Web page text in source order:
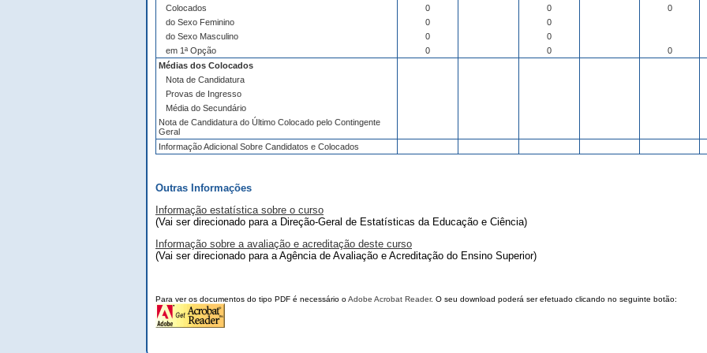
Colocados
0 0 0
do Sexo Feminino
0 0
do Sexo Masculino
0 0
em 1ª Opção
0 0 0
Médias dos Colocados
Nota de Candidatura
Provas de Ingresso
Média do Secundário
Nota de Candidatura do Último Colocado pelo Contingente
Geral
Informação Adicional Sobre Candidatos e Colocados
Outras Informações
Informação estatística sobre o curso
(Vai ser direcionado para a Direção-Geral de Estatísticas da Educação e Ciência)
Informação sobre a avaliação e acreditação deste curso
(Vai ser direcionado para a Agência de Avaliação e Acreditação do Ensino Superior)
Para ver os documentos do tipo PDF é necessário oAdobe Acrobat Reader. O seu download poderá ser efetuado clicando no seguinte botão: